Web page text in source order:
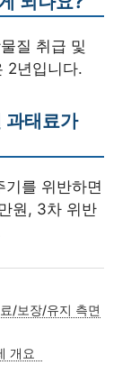
질 취급 및
2년입니다.
과태료가
를 위반하면
원, 3차 위반
/보장/유지 측면
개요